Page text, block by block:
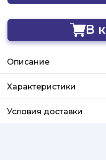
В
Описание
Характеристики
Условия доставки